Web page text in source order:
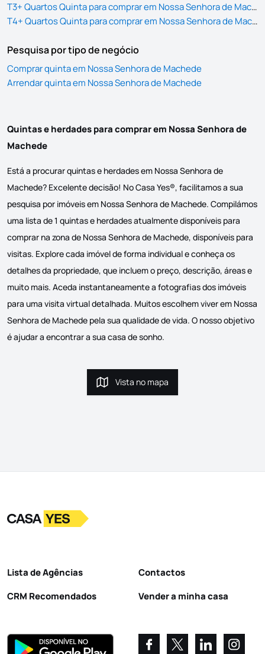
T3+ Quartos Quinta para comprar em Nossa Senhora de Machede
T4+ Quartos Quinta para comprar em Nossa Senhora de Machede
Pesquisa por tipo de negócio
Comprar quinta em Nossa Senhora de Machede
Arrendar quinta em Nossa Senhora de Machede
Quintas e herdades para comprar em Nossa Senhora de
Machede
Está a procurar quintas e herdades em Nossa Senhora de
Machede? Excelente decisão! No Casa Yes®, facilitamos a sua
pesquisa por imóveis em Nossa Senhora de Machede. Compilámos
uma lista de 1 quintas e herdades atualmente disponíveis para
comprar na zona de Nossa Senhora de Machede, disponíveis para
visitas. Explore cada imóvel de forma individual e conheça os
detalhes da propriedade, que incluem o preço, descrição, áreas e
muito mais. Aceda instantaneamente a fotografias dos imóveis
para uma visita virtual detalhada. Muitos escolhem viver em Nossa
Senhora de Machede pela sua qualidade de vida. O nosso objetivo
é ajudar a encontrar a sua casa de sonho.
Vista no mapa
Vista no mapa
LogoIr para a homepage
Lista de Agências
CRM Recomendados
Contactos
Vender a minha casa